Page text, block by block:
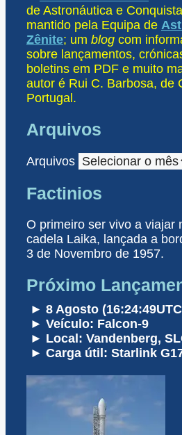
de Astronáutica e
mantido pela Equipa de
Zênite; um blog com
sobre lançamentos,
boletins em PDF e muito
autor é Rui C. Barbosa, de
Portugal.
Arquivos
Arquivos
Factinios
O primeiro ser vivo a viajar
cadela Laika, lançada a
3 de Novembro de 1957.
Próximo
► 8 Agosto
► Veículo: Falcon-9
► Local: Vandenberg,
► Carga útil: Starlink